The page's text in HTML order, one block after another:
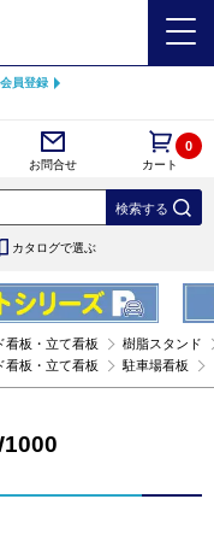
員登録
お問合せ カート
0
カタログで選ぶ
看板・立て看板
樹脂スタンド
看板・立て看板 駐車場看板